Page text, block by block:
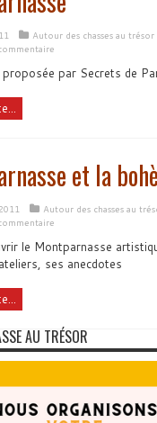
Autour des chasses au trésor
proposée par Secrets de
et la
Autour des chasses au
le Montparnasse
ses anecdotes
AU TRÉSOR